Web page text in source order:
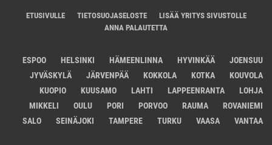
ETUSIVULLE TIETOSUOJASELOSTE
LISÄÄ YRITYS SIVUSTOLLE
ANNA PALAUTETTA
ESPOO HELSINKI HÄMEENLINNA HYVINKÄÄ
JOENSUU
JYVÄSKYLÄ
JÄRVENPÄÄ KOKKOLA KOTKA
KOUVOLA
KUOPIO
KUUSAMO LAHTI LAPPEENRANTA
LOHJA
MIKKELI
OULU PORI PORVOO RAUMA
ROVANIEMI
SALO
SEINÄJOKI TAMPERE TURKU VAASA VANTAA